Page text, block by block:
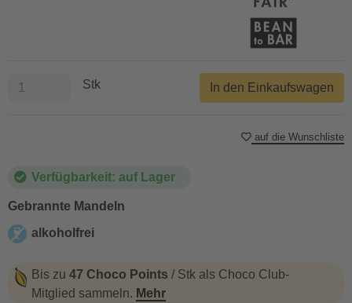
Verfügbarkeit: auf Lager
Gebrannte Mandeln
alkoholfrei
Bis zu 47 Choco Points / Stk als Choco Club-
Mitglied sammeln. Mehr
Stk In den Einkaufswagen
auf die Wunschliste